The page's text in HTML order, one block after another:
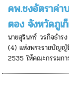
คพ.ชงอัตราค่า
ตอง จังหวัดภูเ
นายสุรินทร์ วรกิจธำร
(4) แห่งพระราชบัญญั
2535 ให้คณะกรรมก